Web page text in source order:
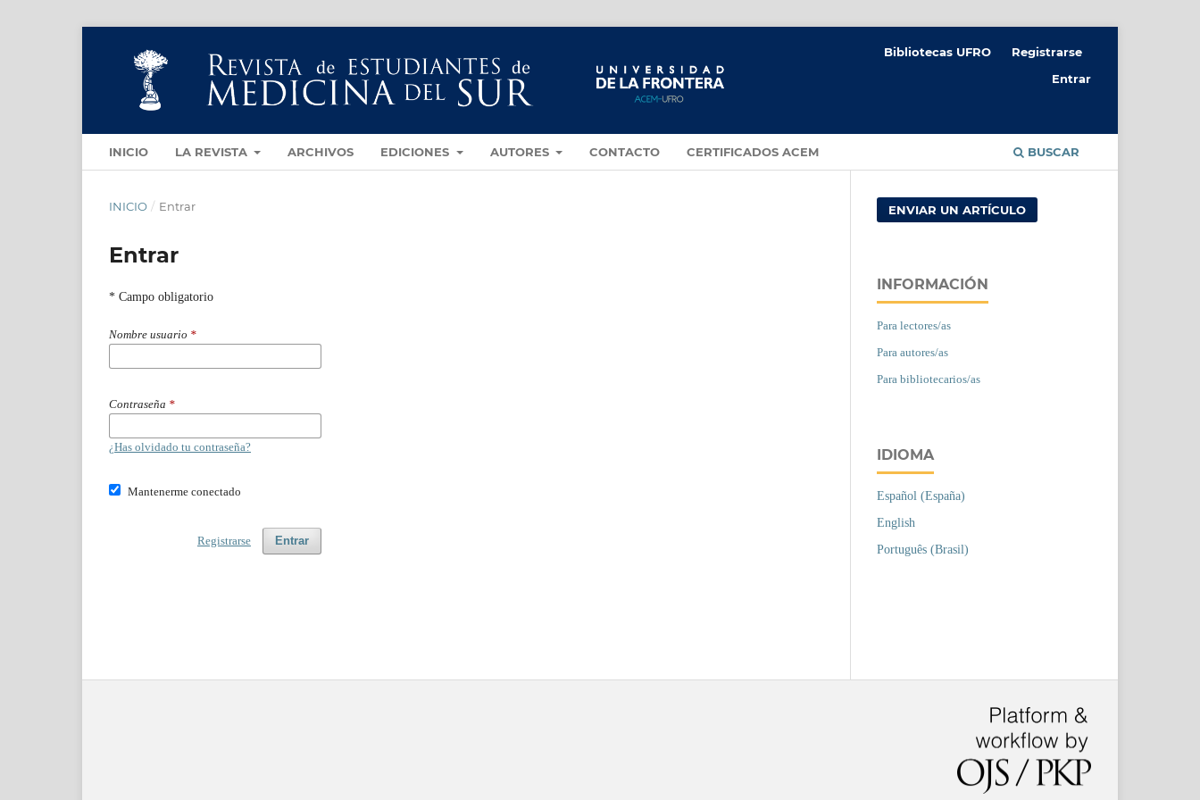
INICIO LA REVISTA ARCHIVOS EDICIONES AUTORES CONTACTO CERTIFICADOS ACEM BUSCAR
Bibliotecas UFRO
Registrarse
Entrar
INICIO / Entrar
Entrar
* Campo obligatorio
Nombre usuario *
Contraseña *
¿Has olvidado tu contraseña?
Mantenerme conectado
Entrar
Registrarse
ENVIAR UN ARTÍCULO
INFORMACIÓN
Para lectores/as
Para autores/as
Para bibliotecarios/as
IDIOMA
Español (España)
English
Português (Brasil)